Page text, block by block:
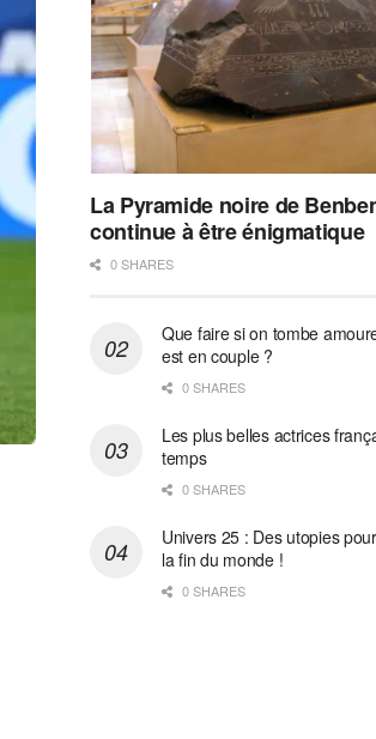
La Pyramide noire de
continue à être énigmatique
0 SHARES
Que faire si on tombe
est en couple ?
0 SHARES
Les plus belles actrices
temps
0 SHARES
Univers 25 : Des utopies
la fin du monde !
0 SHARES